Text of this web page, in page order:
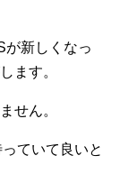
が新しくなっ
ます。
せん。
ていて良いと